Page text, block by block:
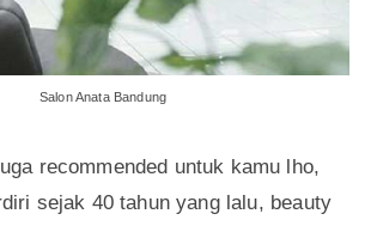
Salon Anata Bandung
recommended untuk kamu lho,
sejak 40 tahun yang lalu, beauty